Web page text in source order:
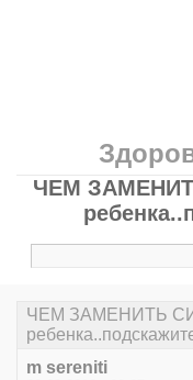
ЧЕМ
ЧЕМ ЗАМЕНИТЬ
m sereniti